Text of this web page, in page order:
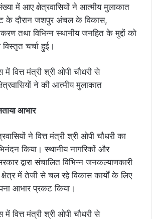
में आए क्षेत्रवासियों ने आत्मीय मुलाकात
के दौरान जशपुर अंचल के विकास,
तथा विभिन्न स्थानीय जनहित के मुद्दों को
चर्चा हुई।
आभार
ने वित्त मंत्री श्री ओपी चौधरी का
किया। स्थानीय नागरिकों और
द्वारा संचालित विभिन्न जनकल्याणकारी
में तेजी से चल रहे विकास कार्यों के लिए
आभार प्रकट किया।